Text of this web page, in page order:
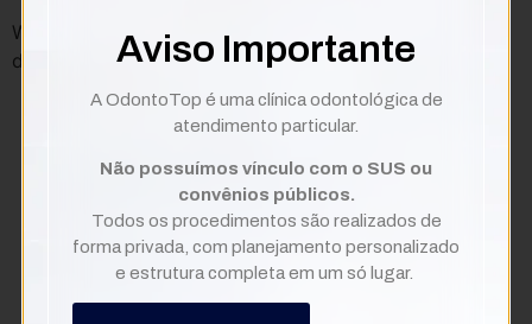
Welcome to WordPress. This is your first post. Edit or
delete it, then start writing!
Todos os direitos reservados
Aviso Importante
A OdontoTop é uma clínica odontológica de
atendimento particular.
Não possuímos vínculo com o SUS ou
convênios públicos.
Todos os procedimentos são realizados de
forma privada, com planejamento personalizado
e estrutura completa em um só lugar.